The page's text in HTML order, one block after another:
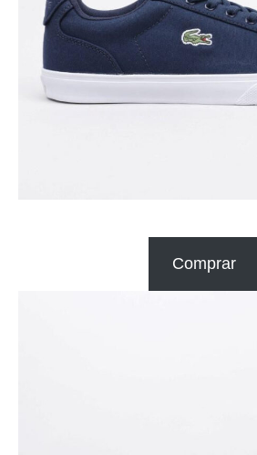
Comprar